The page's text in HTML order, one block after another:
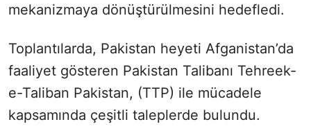
mekanizmaya dönüştürülmesini hedefledi.
Toplantılarda, Pakistan heyeti Afganistan’da
faaliyet gösteren Pakistan Talibanı Tehreek-
e-Taliban Pakistan, (TTP) ile mücadele
kapsamında çeşitli taleplerde bulundu.